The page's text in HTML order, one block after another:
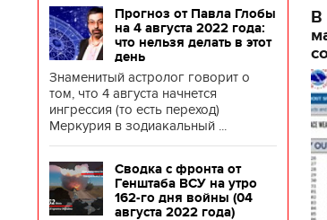
Прогноз от Павла Глобы
на 4 августа 2022 года:
что нельзя делать в этот
день
Знаменитый астролог говорит о
том, что 4 августа начнется
ингрессия (то есть переход)
Меркурия в зодиакальный ...
Сводка с фронта от
Генштаба ВСУ на утро
162-го дня войны (04
августа 2022 года)
В